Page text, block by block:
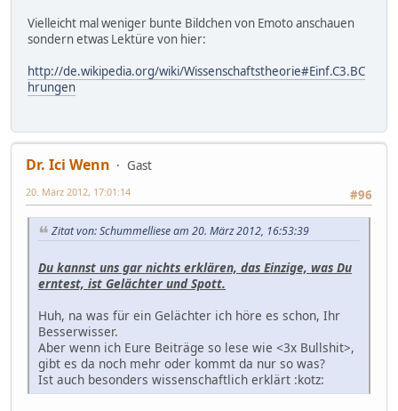
Vielleicht mal weniger bunte Bildchen von Emoto anschauen
sondern etwas Lektüre von hier:
http://de.wikipedia.org/wiki/Wissenschaftstheorie#Einf.C3.BC
hrungen
Dr. Ici Wenn
Gast
#96
20. März 2012, 17:01:14
Zitat von: Schummelliese am 20. März 2012, 16:53:39
Du kannst uns gar nichts erklären, das Einzige, was Du
erntest, ist Gelächter und Spott.
Huh, na was für ein Gelächter ich höre es schon, Ihr
Besserwisser.
Aber wenn ich Eure Beiträge so lese wie <3x Bullshit>,
gibt es da noch mehr oder kommt da nur so was?
Ist auch besonders wissenschaftlich erklärt :kotz: